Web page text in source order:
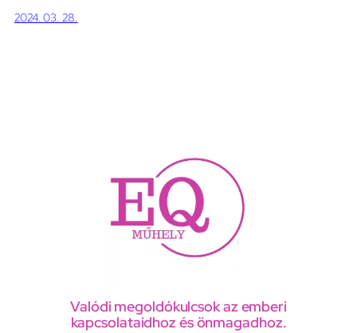
2024. 03. 28.
Valódi megoldókulcsok az emberi
kapcsolataidhoz és önmagadhoz.